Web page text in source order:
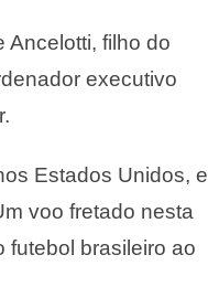
filho do
executivo
Estados Unidos, e
voo fretado nesta
futebol brasileiro ao